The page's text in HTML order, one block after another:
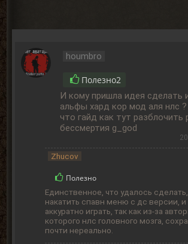
houmbro
Полезно2
И кому пришла идея сделать
альфы хард кор мод аля нлс ?
что гайд как тут разблочить
бессмертия g_god
Zhucov
Полезно
Единственное, что удалось сделать,
накатить спавн меню с дс версии, и
аккуратно играть, так как из-за
которого нлс головного мозга,
почти нереально.